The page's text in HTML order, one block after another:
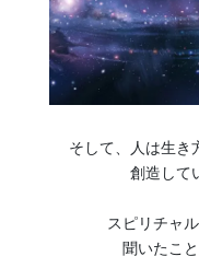
そして、人は生き
創造して
スピリチャ
聞いたこ